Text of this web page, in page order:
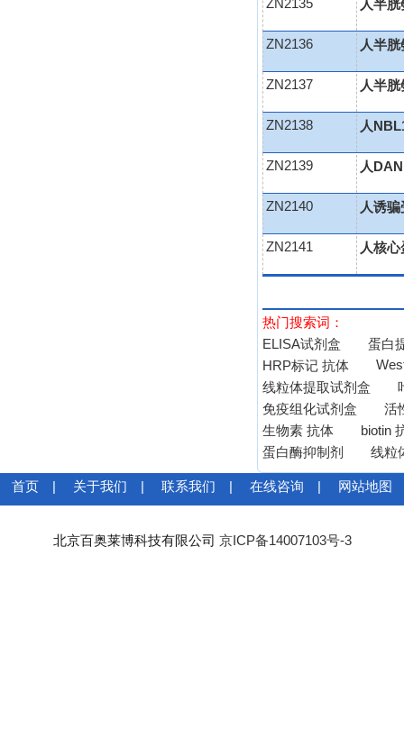
ZN2135 人半
ZN2136 人半
ZN2137 人半
ZN2138 人
ZN2139 人
ZN2140 人诱
ZN2141 人核
热门搜索词：
ELISA试剂盒
蛋白
HRP标记 抗体
线粒体提取试剂盒
免疫组化试剂盒
活
生物素 抗体
biotin
蛋白酶抑制剂
线粒
首页 关于我们 联系我们 在线咨询 网站地图
北京百奥莱博科技有限公司 京ICP备14007103号-3